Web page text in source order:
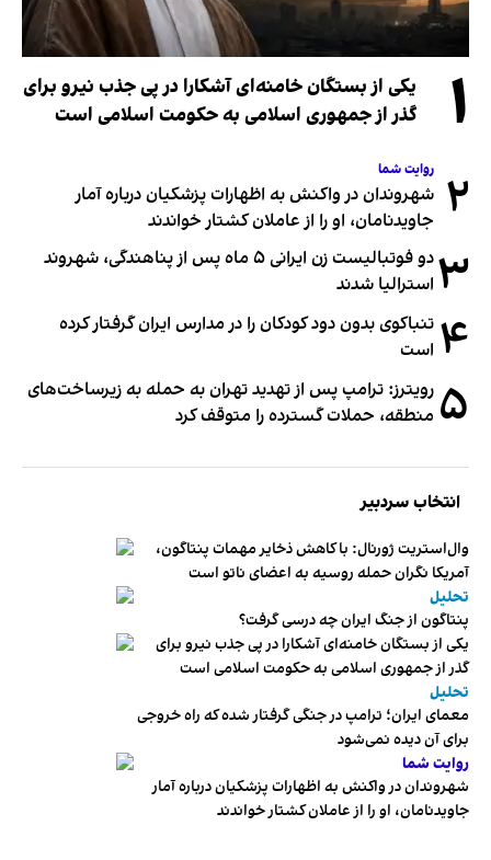
۱
یکی از بستگان خامنه‌ای آشکارا در پی جذب نیرو برای
گذر از جمهوری اسلامی به حکومت اسلامی است
۲ روایت شما
شهروندان در واکنش به اظهارات پزشکیان درباره آمار
جاویدنامان، او را از عاملان کشتار خواندند
۳
دو فوتبالیست زن ایرانی ۵ ماه پس از پناهندگی، شهروند
استرالیا شدند
۴ تنباکوی بدون دود کودکان را در مدارس ایران گرفتار کرده
است
۵ رویترز: ترامپ پس از تهدید تهران به حمله به زیرساخت‌های
منطقه، حملات گسترده را متوقف کرد
انتخاب سردبیر
وال‌استریت ژورنال: با کاهش ذخایر مهمات پنتاگون،
آمریکا نگران حمله روسیه به اعضای ناتو‌ است
تحلیل
پنتاگون از جنگ ایران چه درسی گرفت؟
یکی از بستگان خامنه‌ای آشکارا در پی جذب نیرو برای
گذر از جمهوری اسلامی به حکومت اسلامی است
تحلیل
معمای ایران؛ ترامپ در جنگی گرفتار شده که راه خروجی
برای آن دیده نمی‌شود
روایت شما
شهروندان در واکنش به اظهارات پزشکیان درباره آمار
جاویدنامان، او را از عاملان کشتار خواندند